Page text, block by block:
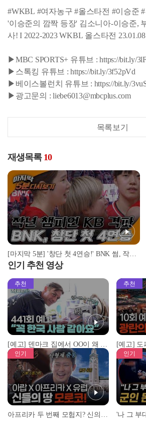
#WKBL #여자농구 #올스타전 #이승준
'이승준의 깜짝 등장' 김소니아-이승준,
사! I 2022-2023 WKBL 올스타전 23.01.08
▶MBC SPORTS+ 유튜브 : https://bit.ly/
▶스톡킹 유튜브 : https://bit.ly/3f52pVd
▶베이스볼런치 유튜브 : https://bit.ly/
▶광고문의 : liebe6013@mbcplus.com
목록보기
재생목록 10
[마지막 5분] '창단 첫 4연승!' BNK 썸, 작년 챔피언 KB 스타즈 격파! I 2022-23 WKBL BNK 썸 vs KB 스타즈 2022.11.14
인기 추천 영상
추천
[예고] 덴마크 집에서 OO이 왜 나와...? 이상할 정도로 한국을 사랑하는 우리 형을 제보합니다!
추천
인기 인기